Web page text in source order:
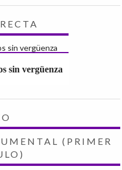
sin vergüenza
(PRIMER